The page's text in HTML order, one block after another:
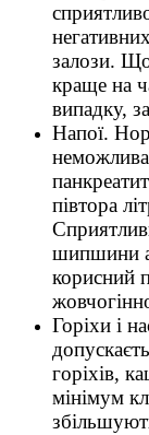
залози.
краще на
випадку,
Напої.
неможлива
півтора
шипшини
корисний
Горіхи і
горіхів,
мінімум